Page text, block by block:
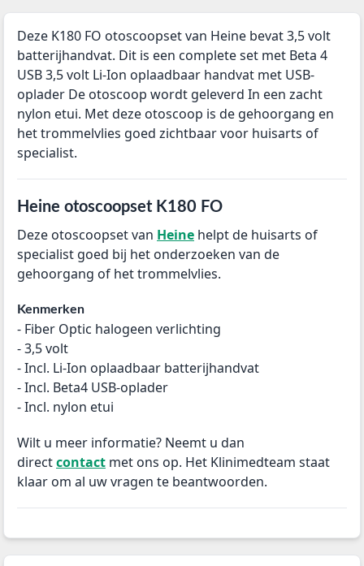
Deze K180 FO otoscoopset van Heine bevat 3,5 volt
batterijhandvat. Dit is een complete set met Beta 4
USB 3,5 volt Li-Ion oplaadbaar handvat met USB-
oplader De otoscoop wordt geleverd In een zacht
nylon etui. Met deze otoscoop is de gehoorgang en
het trommelvlies goed zichtbaar voor huisarts of
specialist.
Heine otoscoopset K180 FO
Deze otoscoopset van Heine helpt de huisarts of
specialist goed bij het onderzoeken van de
gehoorgang of het trommelvlies.
Kenmerken
- Fiber Optic halogeen verlichting
- 3,5 volt
- Incl. Li-Ion oplaadbaar batterijhandvat
- Incl. Beta4 USB-oplader
- Incl. nylon etui
Wilt u meer informatie? Neemt u dan
directcontact met ons op. Het Klinimedteam staat
klaar om al uw vragen te beantwoorden.